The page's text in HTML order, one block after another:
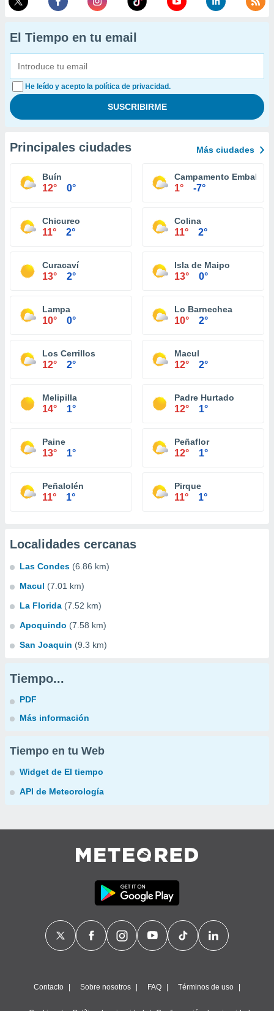
El Tiempo en tu email
He leído y acepto la política de privacidad.
Principales ciudades Más ciudades
Buín
12° 0°
Campamento Embalse
1° -7°
Chicureo
11° 2°
Colina
11° 2°
Curacaví
13° 2°
Isla de Maipo
13° 0°
Lampa
10° 0°
Lo Barnechea
10° 2°
Los Cerrillos
12° 2°
Macul
12° 2°
Melipilla
14° 1°
Padre Hurtado
12° 1°
Paine
13° 1°
Peñaflor
12° 1°
Peñalolén
11° 1°
Pirque
11° 1°
Localidades cercanas
Las Condes (6.86 km)
Macul (7.01 km)
La Florida (7.52 km)
Apoquindo (7.58 km)
San Joaquin (9.3 km)
Tiempo...
PDF
Más información
Tiempo en tu Web
Widget de El tiempo
API de Meteorología
Contacto Sobre nosotros FAQ Términos de uso